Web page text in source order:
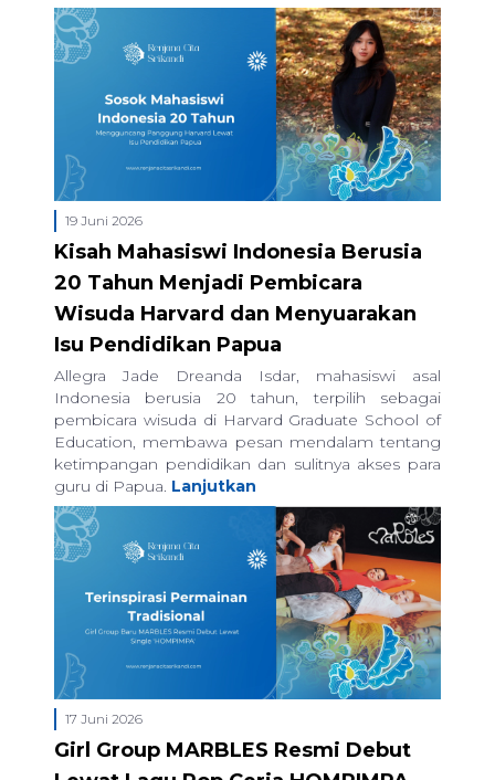
19 Juni 2026
Kisah Mahasiswi Indonesia Berusia
20 Tahun Menjadi Pembicara
Wisuda Harvard dan Menyuarakan
Isu Pendidikan Papua
Allegra Jade Dreanda Isdar, mahasiswi asal
Indonesia berusia 20 tahun, terpilih sebagai
pembicara wisuda di Harvard Graduate School of
Education, membawa pesan mendalam tentang
ketimpangan pendidikan dan sulitnya akses para
guru di Papua. Lanjutkan
17 Juni 2026
Girl Group MARBLES Resmi Debut